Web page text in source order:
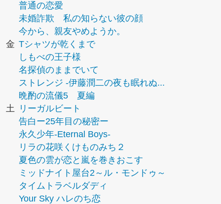
普通の恋愛
未婚詐欺 私の知らない彼の顔
今から、親友やめようか。
金 Tシャツが乾くまで
しもべの王子様
名探偵のままでいて
ストレンジ -伊藤潤二の夜も眠れぬ...
晩酌の流儀5 夏編
土
リーガルビート
告白ー25年目の秘密ー
永久少年-Eternal Boys-
リラの花咲くけものみち２
夏色の雲が恋と嵐を巻きおこす
ミッドナイト屋台2～ル・モンドゥ～
タイムトラベルダディ
Your Sky ハレのち恋